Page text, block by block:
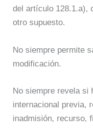
del artículo 128.1.a),
otro supuesto.
No siempre permite
modificación.
No siempre revela si
internacional previa,
inadmisión, recurso,